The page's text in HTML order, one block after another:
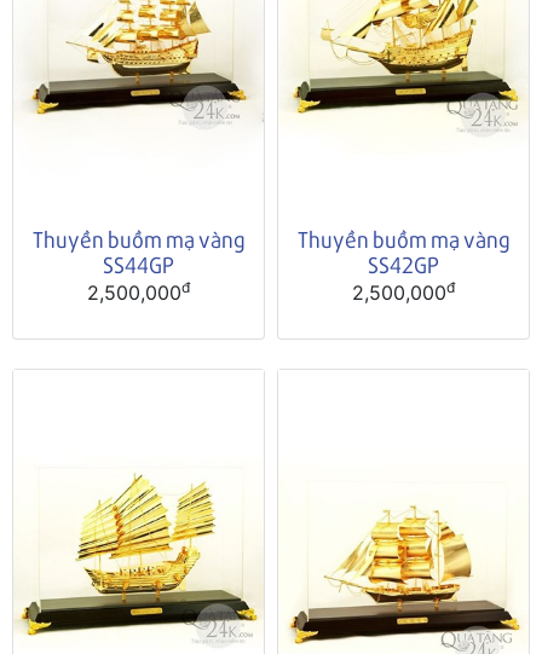
Thuyền buồm mạ vàng
SS44GP
2,500,000đ
Thuyền buồm mạ vàng
SS42GP
2,500,000đ